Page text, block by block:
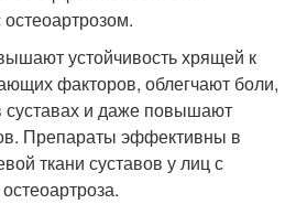
устойчивость хрящей к
факторов, облегчают боли,
и даже повышают
Препараты эффективны в
ткани суставов у лиц с